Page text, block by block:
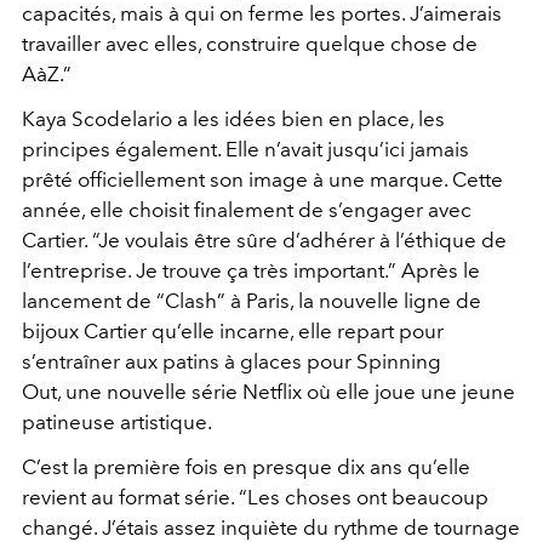
capacités, mais à qui on ferme les portes. J’aimerais
travailler avec elles, construire quelque chose de
AàZ.”
Kaya Scodelario a les idées bien en place, les
principes également. Elle n’avait jusqu’ici jamais
prêté officiellement son image à une marque. Cette
année, elle choisit finalement de s’engager avec
Cartier. “Je voulais être sûre d’adhérer à l’éthique de
l’entreprise. Je trouve ça très important.” Après le
lancement de “Clash” à Paris, la nouvelle ligne de
bijoux Cartier qu’elle incarne, elle repart pour
s’entraîner aux patins à glaces pour Spinning
Out, une nouvelle série Netflix où elle joue une jeune
patineuse artistique.
C’est la première fois en presque dix ans qu’elle
revient au format série. “Les choses ont beaucoup
changé. J’étais assez inquiète du rythme de tournage